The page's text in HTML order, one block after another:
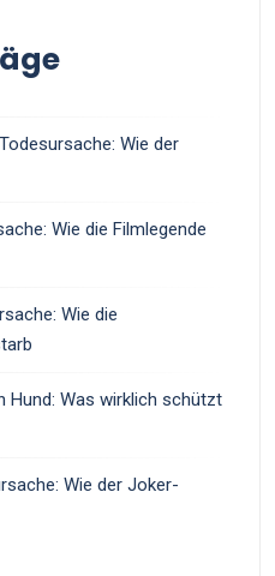
Wie der
Wie die Filmlegende
Wie die
Hund: Was wirklich schützt
Wie der Joker-